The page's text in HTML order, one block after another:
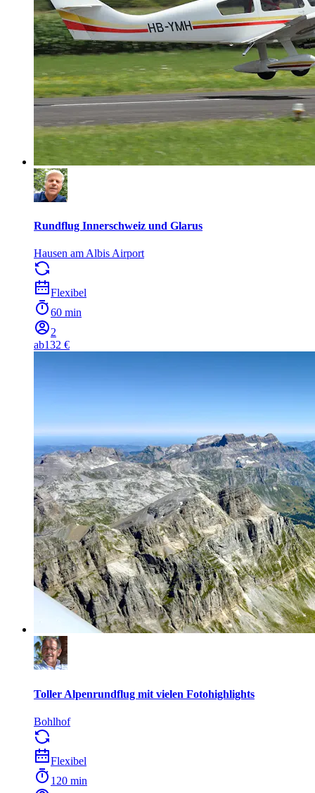
Rundflug Innerschweiz und Glarus
Hausen am Albis Airport
Flexibel
60 min
2
ab132 €
Toller Alpenrundflug mit vielen Fotohighlights
Bohlhof
Flexibel
120 min